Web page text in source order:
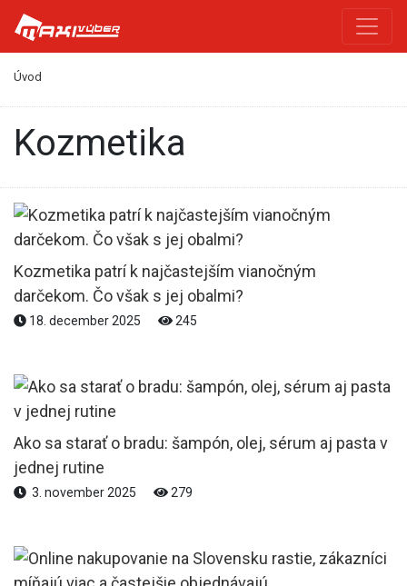
Úvod
kozmetika
Kozmetika patrí k najčastejším vianočným
darčekom. Čo však s jej obalmi?
18. december 2025 245
Ako sa starať o bradu: šampón, olej, sérum aj pasta v
jednej rutine
3. november 2025 279